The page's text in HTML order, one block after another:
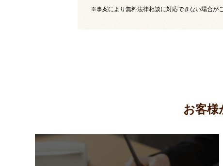
※事案により無料法律相談に対応できない場合がご
お客様